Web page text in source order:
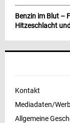
Benzin im Blut –
Hitzeschlacht
Kontakt
Mediadaten/
Allgemeine